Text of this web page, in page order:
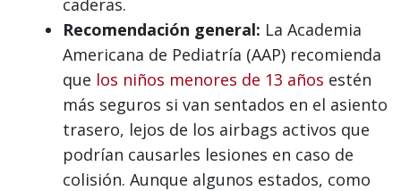
Recomendación general: La Academia
Americana de Pediatría (AAP) recomienda
que los niños menores de 13 años estén
más seguros si van sentados en el asiento
trasero, lejos de los airbags activos que
podrían causarles lesiones en caso de
colisión. Aunque algunos estados, como